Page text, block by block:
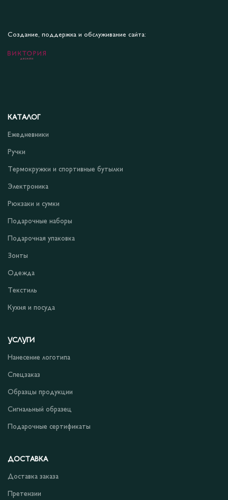
Создание, поддержка и обслуживание сайта:
КАТАЛОГ
Ежедневники
Ручки
Термокружки и спортивные бутылки
Электроника
Рюкзаки и сумки
Подарочные наборы
Подарочная упаковка
Зонты
Одежда
Текстиль
Кухня и посуда
УСЛУГИ
Нанесение логотипа
Спецзаказ
Образцы продукции
Сигнальный образец
Подарочные сертификаты
ДОСТАВКА
Доставка заказа
Претензии